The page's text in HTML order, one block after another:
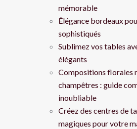
mémorable
Élégance bordeaux
sophistiqués
Sublimez vos tables
élégants
Compositions florales
champêtres : guide
inoubliable
Créez des centres de
magiques pour votre